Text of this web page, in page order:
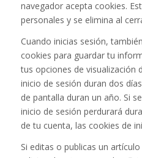
navegador acepta cookies.
personales y se elimina al
Cuando inicias sesión,
cookies para guardar tu
tus opciones de visualización
inicio de sesión duran dos
de pantalla duran un año. Si
inicio de sesión perdurará
de tu cuenta, las cookies de
Si editas o publicas un